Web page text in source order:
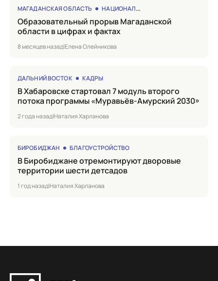
МАГАДАНСКАЯ ОБЛАСТЬ НАЦИОНАЛЬНЫЕ ПРОЕКТЫ
Образовательный прорыв Магаданской
области в цифрах и фактах
8 месяцев назад|Елена Олейникова
ДАЛЬНИЙ ВОСТОК КАДРЫ
в Хабаровске стартовал 7 модуль второго
потока программы «Муравьёв-Амурский 2030»
2 года назад|Наталия Харланова
БИРОБИДЖАН БЛАГОУСТРОЙСТВО
в Биробиджане отремонтируют дворовые
территории шести детсадов
1 год назад|Наталия Харланова